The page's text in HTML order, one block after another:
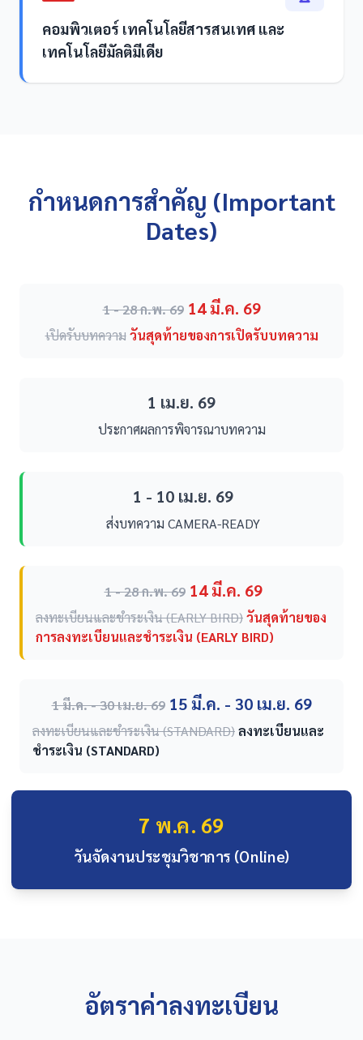
คอมพิวเตอร์ เทคโนโลยีสารสนเทศ และ
เทคโนโลยีมัลติมีเดีย
กำหนดการสำคัญ (Important
Dates)
1 - 28 ก.พ. 69 14 มี.ค. 69
เปิดรับบทความ วันสุดท้ายของการเปิดรับบทความ
1 เม.ย. 69
ประกาศผลการพิจารณาบทความ
1 - 10 เม.ย. 69
ส่งบทความ CAMERA-READY
1 - 28 ก.พ. 69 14 มี.ค. 69
ลงทะเบียนและชำระเงิน (EARLY BIRD)วันสุดท้ายของ
การลงทะเบียนและชำระเงิน (EARLY BIRD)
1 มี.ค. - 30 เม.ย. 69 15 มี.ค. - 30 เม.ย. 69
ลงทะเบียนและชำระเงิน (STANDARD)ลงทะเบียนและ
ชำระเงิน (STANDARD)
7 พ.ค. 69
วันจัดงานประชุมวิชาการ (Online)
อัตราค่าลงทะเบียน